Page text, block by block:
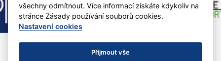
všechny odmítnout. Více informací získáte kdykoliv na
stránce Zásady používání souborů cookies.
Nastavení cookies
Přijmout vše